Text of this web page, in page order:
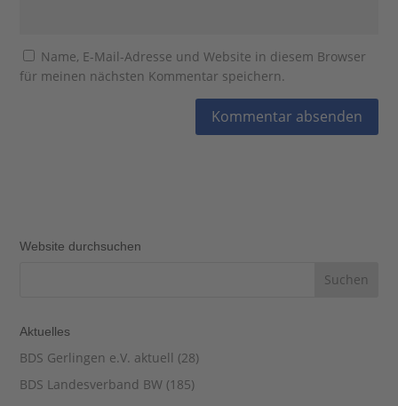
Name, E-Mail-Adresse und Website in diesem Browser
für meinen nächsten Kommentar speichern.
Website durchsuchen
Aktuelles
BDS Gerlingen e.V. aktuell (28)
BDS Landesverband BW (185)